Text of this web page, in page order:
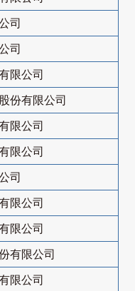
司
司
限公司
份有限公司
限公司
限公司
司
限公司
限公司
有限公司
限公司